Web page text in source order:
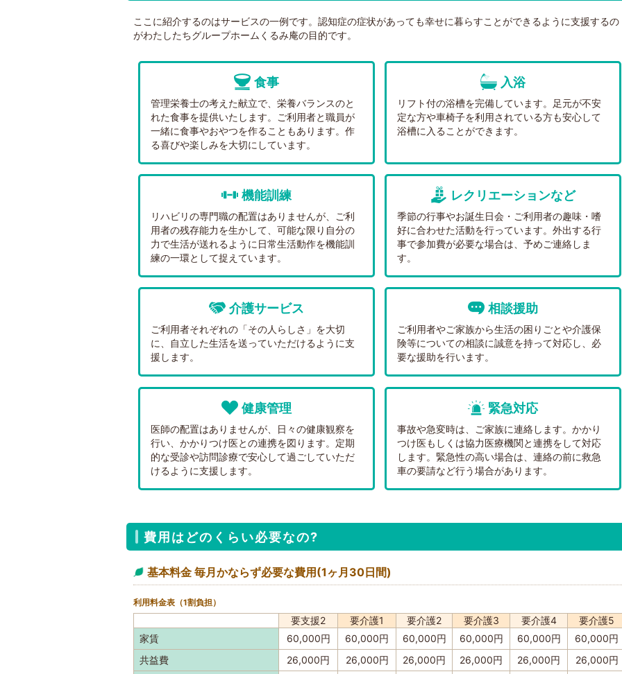
ここに紹介するのはサービスの一例です。認知症の症状があっても幸せに暮らすことができるように支援するの
がわたしたちグループホームくるみ庵の目的です。
食事
管理栄養士の考えた献立で、栄養バランスのと
れた食事を提供いたします。ご利用者と職員が
一緒に食事やおやつを作ることもあります。作
る喜びや楽しみを大切にしています。
入浴
リフト付の浴槽を完備しています。足元が不安
定な方や車椅子を利用されている方も安心して
浴槽に入ることができます。
機能訓練
リハビリの専門職の配置はありませんが、ご利
用者の残存能力を生かして、可能な限り自分の
力で生活が送れるように日常生活動作を機能訓
練の一環として捉えています。
レクリエーションなど
季節の行事やお誕生日会・ご利用者の趣味・嗜
好に合わせた活動を行っています。外出する行
事で参加費が必要な場合は、予めご連絡しま
す。
介護サービス
ご利用者それぞれの「その人らしさ」を大切
に、自立した生活を送っていただけるように支
援します。
相談援助
ご利用者やご家族から生活の困りごとや介護保
険等についての相談に誠意を持って対応し、必
要な援助を行います。
健康管理
医師の配置はありませんが、日々の健康観察を
行い、かかりつけ医との連携を図ります。定期
的な受診や訪問診療で安心して過ごしていただ
けるように支援します。
緊急対応
事故や急変時は、ご家族に連絡します。かかり
つけ医もしくは協力医療機関と連携をして対応
します。緊急性の高い場合は、連絡の前に救急
車の要請など行う場合があります。
費用はどのくらい必要なの?
基本料金 毎月かならず必要な費用(1ヶ月30日間)
利用料金表（1割負担）
要支援2 要介護1 要介護2 要介護3 要介護4
要介護5
家賃
60,000円 60,000円 60,000円 60,000円 60,000円
60,000円
共益費
26,000円 26,000円 26,000円 26,000円 26,000円
26,000円